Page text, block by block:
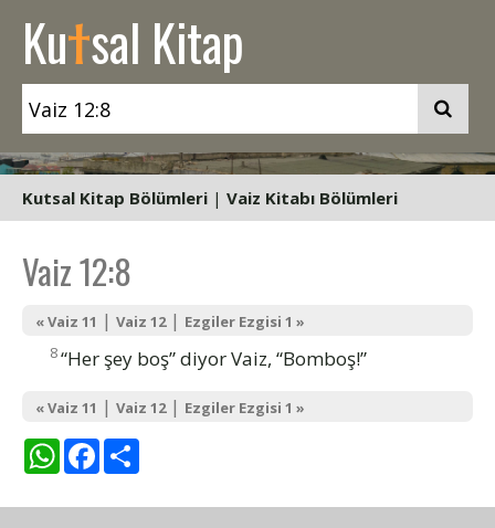
Kutsal Kitap
Kutsal Kitap Bölümleri | Vaiz Kitabı Bölümleri
Vaiz 12:8
« Vaiz 11 | Vaiz 12| Ezgiler Ezgisi 1 »
8“Her şey boş” diyor Vaiz, “Bomboş!”
« Vaiz 11 | Vaiz 12| Ezgiler Ezgisi 1 »
WhatsAppFacebook